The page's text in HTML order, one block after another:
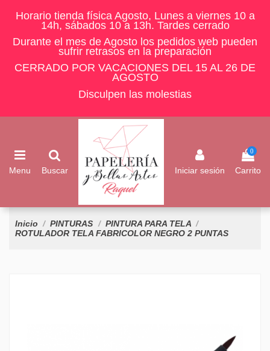
Horario tienda física Agosto, Lunes a viernes 10 a
14h, sábados 10 a 13h. Tardes cerrado
Durante el mes de Agosto los pedidos web pueden
sufrir retrasos en la preparación
CERRADO POR VACACIONES DEL 15 AL 26 DE
AGOSTO
Disculpen las molestias
Menu Buscar Iniciar sesión
0
Carrito
Inicio PINTURAS
PINTURA PARA TELA
ROTULADOR TELA FABRICOLOR NEGRO 2 PUNTAS